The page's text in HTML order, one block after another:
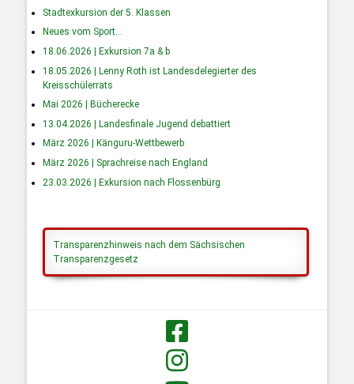
Stadtexkursion der 5. Klassen
Neues vom Sport…
18.06.2026 | Exkursion 7a & b
18.05.2026 | Lenny Roth ist Landesdelegierter des
Kreisschülerrats
Mai 2026 | Bücherecke
13.04.2026 | Landesfinale Jugend debattiert
März 2026 | Känguru-Wettbewerb
März 2026 | Sprachreise nach England
23.03.2026 | Exkursion nach Flossenbürg
Transparenzhinweis nach dem Sächsischen
Transparenzgesetz